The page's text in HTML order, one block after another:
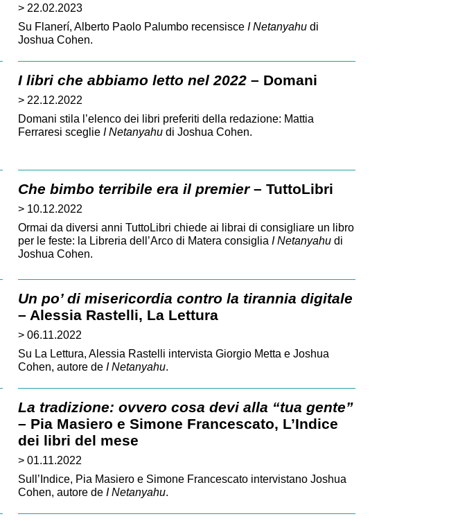
> 22.02.2023
Su Flanerí, Alberto Paolo Palumbo recensisce I Netanyahudi
Joshua Cohen.
I libri che abbiamo letto nel 2022– Domani
> 22.12.2022
Domani stila l’elenco dei libri preferiti della redazione: Mattia
Ferraresi sceglie I Netanyahudi Joshua Cohen.
Che bimbo terribile era il premier– TuttoLibri
> 10.12.2022
Ormai da diversi anni TuttoLibri chiede ai librai di consigliare un libro
per le feste: la Libreria dell’Arco di Matera consiglia I Netanyahudi
Joshua Cohen.
Un po’ di misericordia contro la tirannia digitale
– Alessia Rastelli, La Lettura
> 06.11.2022
Su La Lettura, Alessia Rastelli intervista Giorgio Metta e Joshua
Cohen, autore de I Netanyahu.
La tradizione: ovvero cosa devi alla “tua gente”
– Pia Masiero e Simone Francescato, L’Indice
dei libri del mese
> 01.11.2022
Sull’Indice, Pia Masiero e Simone Francescato intervistano Joshua
Cohen, autore de I Netanyahu.